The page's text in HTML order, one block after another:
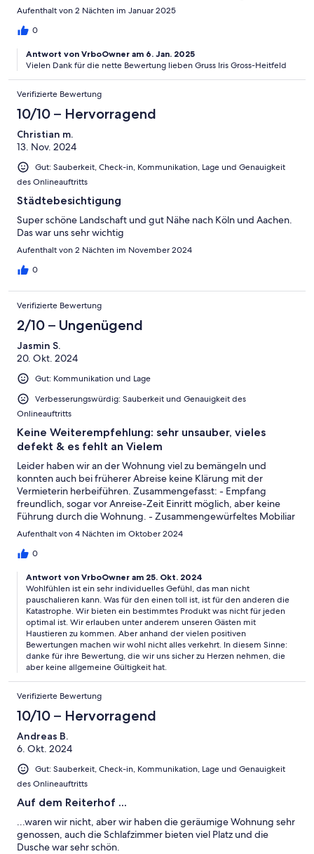
Aufenthalt von 2 Nächten im Januar 2025
0
Antwort von VrboOwner am 6. Jan. 2025
Vielen Dank für die nette Bewertung lieben Gruss Iris Gross-Heitfeld
Verifizierte Bewertung
10/10 – Hervorragend
Christian m.
13. Nov. 2024
Gut: Sauberkeit, Check-in, Kommunikation, Lage und Genauigkeit
des Onlineauftritts
Städtebesichtigung
Super schöne Landschaft und gut Nähe nach Köln und Aachen.
Das war uns sehr wichtig
Aufenthalt von 2 Nächten im November 2024
0
Verifizierte Bewertung
2/10 – Ungenügend
Jasmin S.
20. Okt. 2024
Gut: Kommunikation und Lage
Verbesserungswürdig: Sauberkeit und Genauigkeit des
Onlineauftritts
Keine Weiterempfehlung: sehr unsauber, vieles
defekt & es fehlt an Vielem
Leider haben wir an der Wohnung viel zu bemängeln und
konnten auch bei früherer Abreise keine Klärung mit der
Vermieterin herbeiführen. Zusammengefasst: - Empfang
freundlich, sogar vor Anreise-Zeit Einritt möglich, aber keine
Führung durch die Wohnung. - Zusammengewürfeltes Mobiliar
und Inventar (vermutlich, was woanders nicht mehr gebraucht
sehr verstaubt und voller Hundehaare - Bett kl. Schlafzimmer: es
Gummiband - Stühle Esstisch: sehr wackelig, an einem ein Bein
abgebrochen, nur wieder drunter gestellt -Küche: Lichter
defekt, schmutzig, Schränke defekt, verklebt und LEER -> es
fehlte einiges in alltäglichen Inventar (zB Suppenkelle) -
Badezimmer: im Mülleimer befand sich Damenhygiene der
Vormieterin, Wasser im Becken lief nicht ab (voller Haare),
Lichter defekt - Heizung nicht regulierbar: es war sehr (!) warm
und muffig in der Wohnung Insgesamt lies die Sauberkeit
extrem zu wünschen übrig! Unsere Kinder stellten Teller wieder
in den Schrank, einer befürchtete, dass eine „Lawine von Staub“
einer ekelte sich so sehr vor dem Schlafsofa, dass er auf dem
Boden geschlafen hat. Wir mussten alles vor Gebrauch
abwaschen und abwischen. Wir sind vorher abgereist, haben
aber trotz Ansprache keine Rückmeldung der Vermietung
erhalten. Ganz klar: KEINE Weiterempfehlung.
Aufenthalt von 4 Nächten im Oktober 2024
0
Antwort von VrboOwner am 25. Okt. 2024
Wohlfühlen ist ein sehr individuelles Gefühl, das man nicht
pauschalieren kann. Was für den einen toll ist, ist für den anderen die
Katastrophe. Wir bieten ein bestimmtes Produkt was nicht für jeden
optimal ist. Wir erlauben unter anderem unseren Gästen mit
Haustieren zu kommen. Aber anhand der vielen positiven
Bewertungen machen wir wohl nicht alles verkehrt. In diesem Sinne:
danke für ihre Bewertung, die wir uns sicher zu Herzen nehmen, die
aber keine allgemeine Gültigkeit hat.
Verifizierte Bewertung
10/10 – Hervorragend
Andreas B.
6. Okt. 2024
Gut: Sauberkeit, Check-in, Kommunikation, Lage und Genauigkeit
des Onlineauftritts
Auf dem Reiterhof ...
...waren wir nicht, aber wir haben die geräumige Wohnung sehr
genossen, auch die Schlafzimmer bieten viel Platz und die
Dusche war sehr schön.